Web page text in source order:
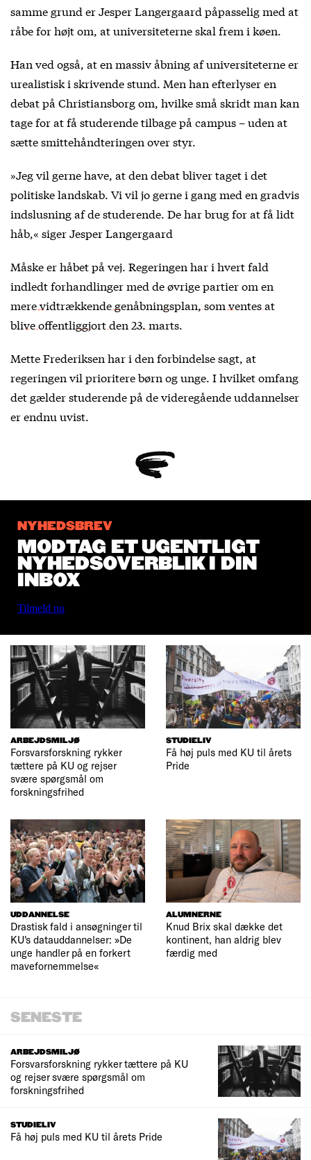
samme grund er Jesper Langergaard påpasselig med at
råbe for højt om, at universiteterne skal frem i køen.
Han ved også, at en massiv åbning af universiteterne er
urealistisk i skrivende stund. Men han efterlyser en
debat på Christiansborg om, hvilke små skridt man kan
tage for at få studerende tilbage på campus – uden at
sætte smittehåndteringen over styr.
»Jeg vil gerne have, at den debat bliver taget i det
politiske landskab. Vi vil jo gerne i gang med en gradvis
indslusning af de studerende. De har brug for at få lidt
håb,« siger Jesper Langergaard
Måske er håbet på vej. Regeringen har i hvert fald
indledt forhandlinger med de øvrige partier om en
mere vidtrækkende genåbningsplan, som ventes at
blive offentliggjort den 23. marts
Mette Frederiksen har i den forbindelse sagt, at
regeringen vil prioritere børn og unge. I hvilket omfang
det gælder studerende på de videregående uddannelser
er endnu uvist.
NYHEDSBREV
MODTAG ET UGENTLIGT
NYHEDSOVERBLIK I DIN
INBOX
Tilmeld nu
ARBEJDSMILJØ
Forsvarsforskning rykker
tættere på KU og rejser
svære spørgsmål om
forskningsfrihed
STUDIELIV
Få høj puls med KU til årets
Pride
UDDANNELSE
Drastisk fald i ansøgninger til
KU's datauddannelser: »De
unge handler på en forkert
mavefornemmelse«
ALUMNERNE
Knud Brix skal dække det
kontinent, han aldrig blev
færdig med
SENESTE
ARBEJDSMILJØ
Forsvarsforskning rykker tættere på KU
og rejser svære spørgsmål om
forskningsfrihed
STUDIELIV
Få høj puls med KU til årets Pride